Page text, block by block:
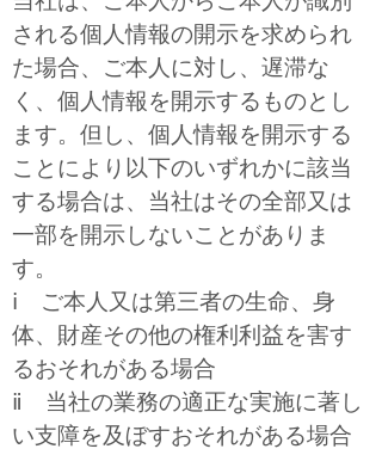
される個人情報の開示を求められ
た場合、ご本人に対し、遅滞な
く、個人情報を開示するものとし
ます。但し、個人情報を開示する
ことにより以下のいずれかに該当
する場合は、当社はその全部又は
一部を開示しないことがありま
す。
ⅰ ご本人又は第三者の生命、身
体、財産その他の権利利益を害す
るおそれがある場合
ⅱ 当社の業務の適正な実施に著し
い支障を及ぼすおそれがある場合